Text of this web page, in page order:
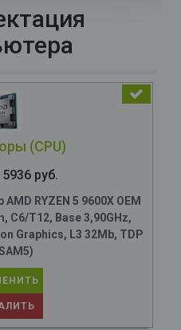
(CPU)
руб.
RYZEN 5 9600X OEM
C6/T12, Base 3,90GHz,
Graphics, L3 32Mb, TDP